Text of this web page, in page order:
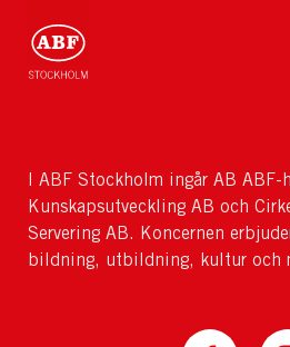
I ABF Stockholm ingår AB ABF-
Kunskapsutveckling AB och
Servering AB. Koncernen
bildning, utbildning, kultur och